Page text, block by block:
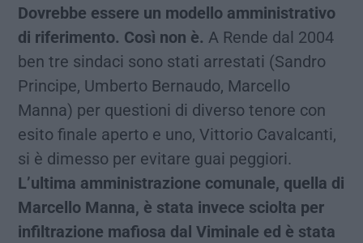
Dovrebbe essere un modello amministrativo
di riferimento. Così non è. A Rende dal 2004
ben tre sindaci sono stati arrestati (Sandro
Principe, Umberto Bernaudo, Marcello
Manna) per questioni di diverso tenore con
esito finale aperto e uno, Vittorio Cavalcanti,
si è dimesso per evitare guai peggiori.
L’ultima amministrazione comunale, quella di
Marcello Manna, è stata invece sciolta per
infiltrazione mafiosa dal Viminale ed è stata